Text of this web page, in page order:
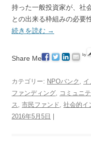
持った一般投資家が、社
との出来る枠組みの必要
続きを読む →
Share Me by
カテゴリー: NPOバンク ,
ファンディング, コミュニ
ス , 市民ファンド , 社会的イ
2016年5月5日